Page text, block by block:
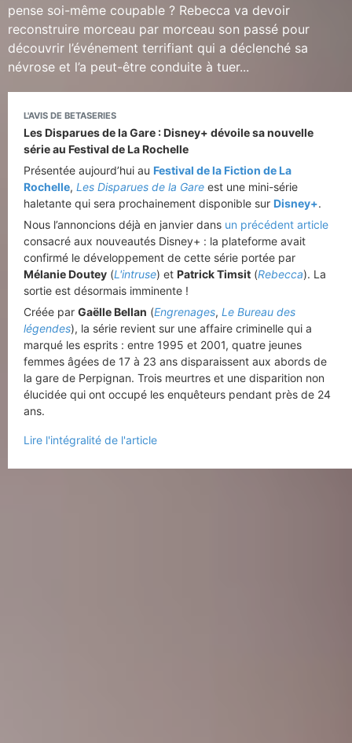
pense soi-même coupable ? Rebecca va devoir
reconstruire morceau par morceau son passé pour
découvrir l’événement terrifiant qui a déclenché sa
névrose et l’a peut-être conduite à tuer...
L'AVIS DE BETASERIES
Les Disparues de la Gare : Disney+ dévoile sa nouvelle
série au Festival de La Rochelle
Présentée aujourd’hui au Festival de la Fiction de La
Rochelle, Les Disparues de la Gare est une mini-série
haletante qui sera prochainement disponible sur Disney+.
Nous l’annoncions déjà en janvier dans un précédent article
consacré aux nouveautés Disney+ : la plateforme avait
confirmé le développement de cette série portée par
Mélanie Doutey (L'intruse) et Patrick Timsit (Rebecca). La
sortie est désormais imminente !
Créée par Gaëlle Bellan (Engrenages, Le Bureau des
légendes), la série revient sur une affaire criminelle qui a
marqué les esprits : entre 1995 et 2001, quatre jeunes
femmes âgées de 17 à 23 ans disparaissent aux abords de
la gare de Perpignan. Trois meurtres et une disparition non
élucidée qui ont occupé les enquêteurs pendant près de 24
ans.
Lire l'intégralité de l'article